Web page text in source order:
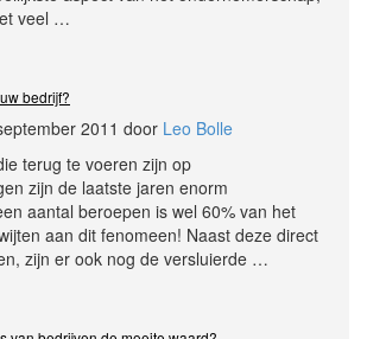
veel …
bedrijf?
2011 door Leo Bolle
terug te voeren zijn op
zijn de laatste jaren enorm
aantal beroepen is wel 60% van het
aan dit fenomeen! Naast deze direct
zijn er ook nog de versluierde …